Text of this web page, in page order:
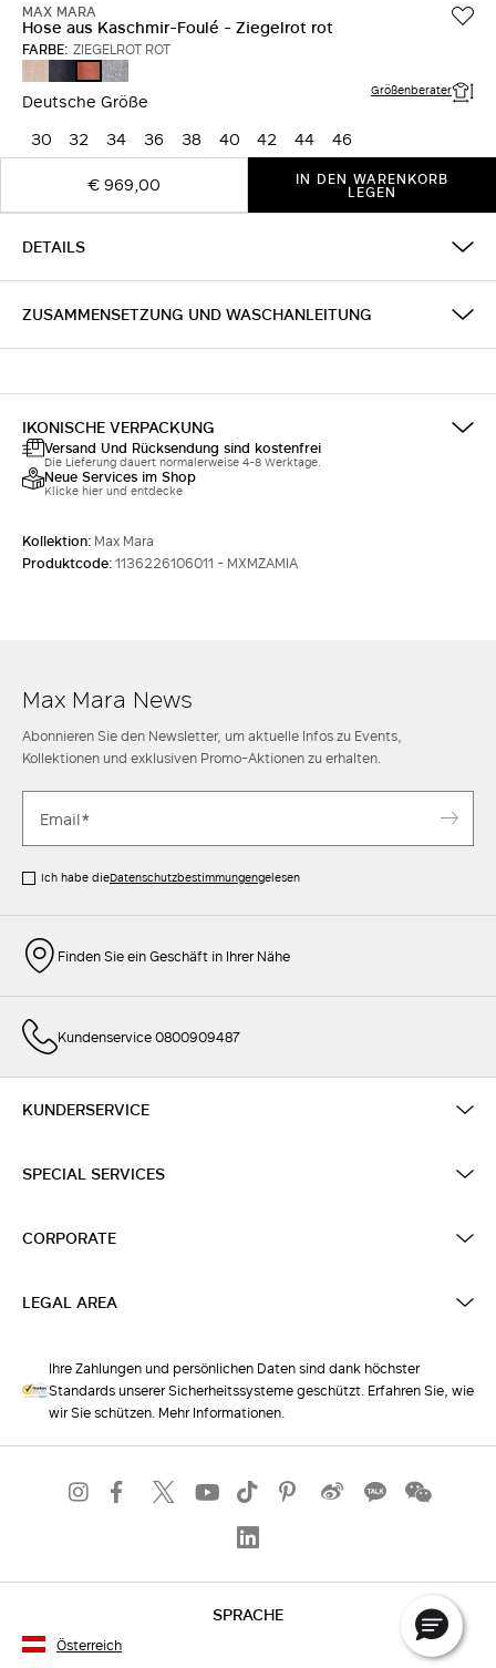
MAX MARA
Hose aus Kaschmir-Foulé - Ziegelrot rot
FARBE: ZIEGELROT ROT
TAUBENGRAU
ULTRAMARINE
ZIEGELROT
ROT
MITTELGRAU
Deutsche Größe Größenberater
30 32 34 36 38 40 42 44
46
€ 969,00
IN DEN WARENKORB
LEGEN
DETAILS
ZUSAMMENSETZUNG UND WASCHANLEITUNG
IKONISCHE VERPACKUNG
Versand Und Rücksendung sind kostenfrei
Die Lieferung dauert normalerweise 4-8 Werktage.
Neue Services im Shop
Klicke hier und entdecke
Kollektion: Max Mara
Produktcode:1136226106011 - MXMZAMIA
Max Mara News
Abonnieren Sie den Newsletter, um aktuelle Infos zu Events,
Kollektionen und exklusiven Promo-Aktionen zu erhalten.
Ich habe dieDatenschutzbestimmungengelesen
Finden Sie ein Geschäft in Ihrer Nähe
Kundenservice 0800909487
KUNDERSERVICE
SPECIAL SERVICES
CORPORATE
LEGAL AREA
Ihre Zahlungen und persönlichen Daten sind dank höchster
Standards unserer Sicherheitssysteme geschützt. Erfahren Sie, wie
wir Sie schützen. Mehr Informationen.
SPRACHE
Österreich